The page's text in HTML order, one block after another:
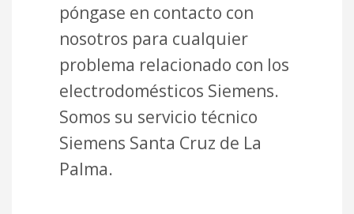
póngase en contacto con
nosotros para cualquier
problema relacionado con los
electrodomésticos Siemens.
Somos su servicio técnico
Siemens Santa Cruz de La
Palma.